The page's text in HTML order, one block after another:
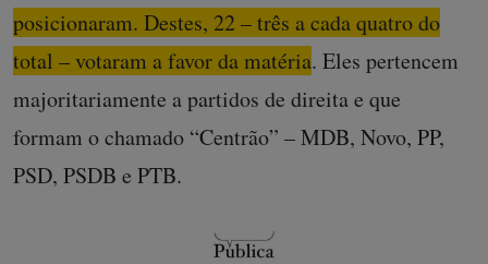
posicionaram. Destes, 22 – três a cada quatro do
total – votaram a favor da matéria. Eles pertencem
majoritariamente a partidos de direita e que
formam o chamado “Centrão” – MDB, Novo, PP,
PSD, PSDB e PTB.